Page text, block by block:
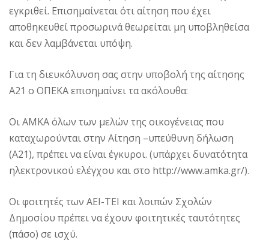
εγκριθεί. Επισημαίνεται ότι αίτηση που έχει
αποθηκευθεί προσωρινά θεωρείται μη υποβληθείσα
και δεν λαμβάνεται υπόψη.
Για τη διευκόλυνση σας στην υποβολή της αίτησης
Α21 ο ΟΠΕΚΑ επισημαίνει τα ακόλουθα:
Οι ΑΜΚΑ όλων των μελών της οικογένειας που
καταχωρούνται στην Αίτηση –υπεύθυνη δήλωση
(Α21), πρέπει να είναι έγκυροι. (υπάρχει δυνατότητα
ηλεκτρονικού ελέγχου και στο http://www.amka.gr/).
Οι φοιτητές των ΑΕΙ-ΤΕΙ και λοιπών Σχολών
Δημοσίου πρέπει να έχουν φοιτητικές ταυτότητες
(πάσο) σε ισχύ.